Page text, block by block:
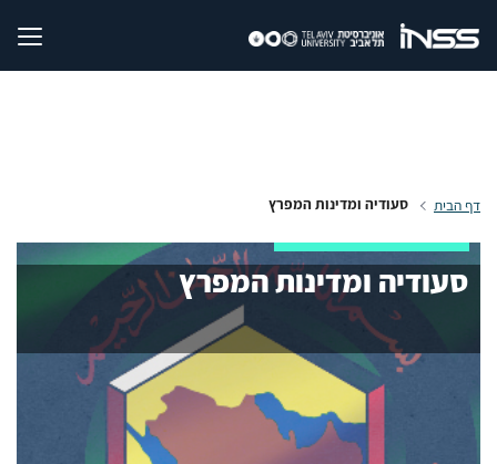
דף הבית סעודיה ומדינות המפרץ
סעודיה ומדינות המפרץ